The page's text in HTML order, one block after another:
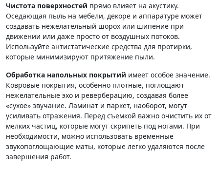
Чистота поверхностей прямо влияет на акустику.
Оседающая пыль на мебели, декоре и аппаратуре может
создавать нежелательный шорох или шипение при
движении или даже просто от воздушных потоков.
Используйте антистатические средства для протирки,
которые минимизируют притяжение пыли.
Обработка напольных покрытий имеет особое значение.
Ковровые покрытия, особенно плотные, поглощают
нежелательные эхо и реверберацию, создавая более
«сухое» звучание. Ламинат и паркет, наоборот, могут
усиливать отражения. Перед съемкой важно очистить их от
мелких частиц, которые могут скрипеть под ногами. При
необходимости, можно использовать временные
звукопоглощающие маты, которые легко удаляются после
завершения работ.